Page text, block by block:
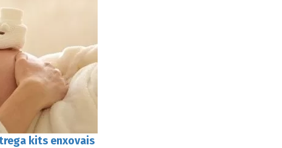
kits enxovais